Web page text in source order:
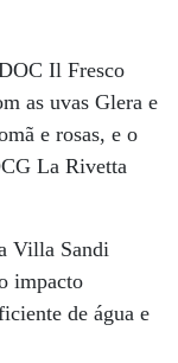
Il Fresco
as uvas Glera e
e rosas, e o
La Rivetta
Villa Sandi
impacto
de água e